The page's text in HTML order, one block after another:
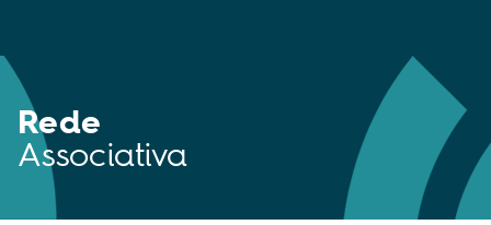
Rede
Associativa